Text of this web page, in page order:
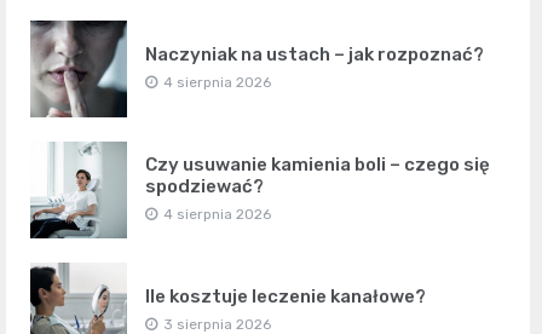
Naczyniak na ustach – jak rozpoznać?
4 sierpnia 2026
Czy usuwanie kamienia boli – czego się
spodziewać?
4 sierpnia 2026
Ile kosztuje leczenie kanałowe?
3 sierpnia 2026